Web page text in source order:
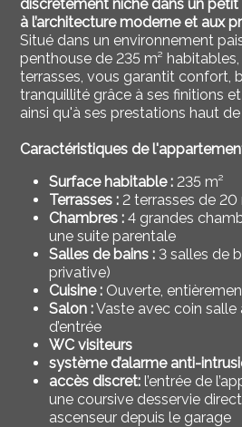
discrètement niché dans un
à l’architecture moderne et aux
Situé dans un environnement
penthouse de 235 m²
terrasses, vous garantit confort,
tranquillité grâce à ses finitions
ainsi qu'à ses prestations haut
Caractéristiques de
Surface habitable : 235 m²
Terrasses :2 terrasses de 20
Chambres : 4 grandes
une suite parentale
Salles de bains : 3 salles de
privative)
Cuisine : Ouverte,
Salon :Vaste avec coin salle
d’entrée
WC visiteurs
système d’alarme anti-
accès discret: l’entrée de
une coursive desservie
ascenseur depuis le garage